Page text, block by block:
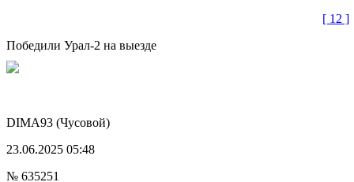
[ 12 ]
Победили Урал-2 на выезде
DIMA93 (Чусовой)
23.06.2025 05:48
№ 635251